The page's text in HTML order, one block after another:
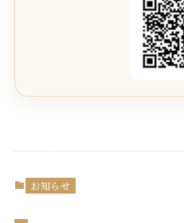
お知らせ